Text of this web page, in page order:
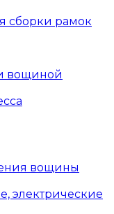
сборки рамок
вощиной
вощины
электрические